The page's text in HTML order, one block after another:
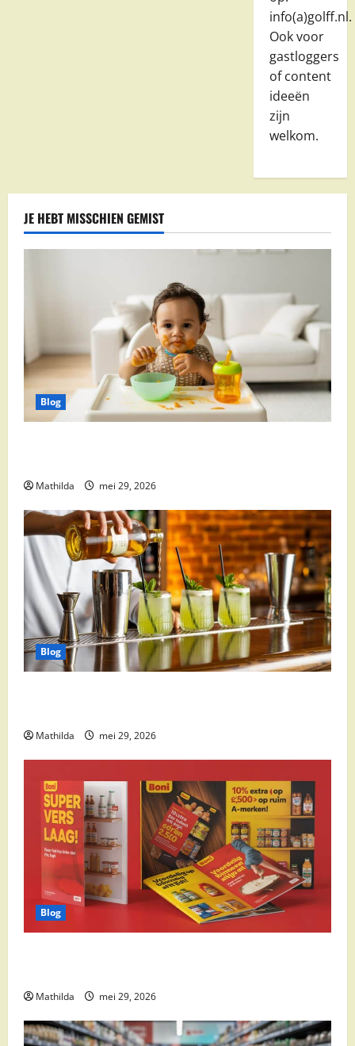
info(a)golff.nl.
Ook voor
gastloggers
of content
ideeën
zijn
welkom.
JE HEBT MISSCHIEN GEMIST
Blog
Mathilda mei 29, 2026
Blog
Mathilda mei 29, 2026
Blog
Mathilda mei 29, 2026